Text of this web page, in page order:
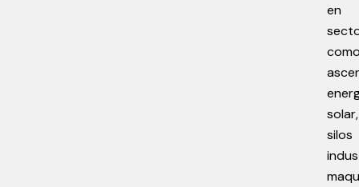
en
solar,
silos